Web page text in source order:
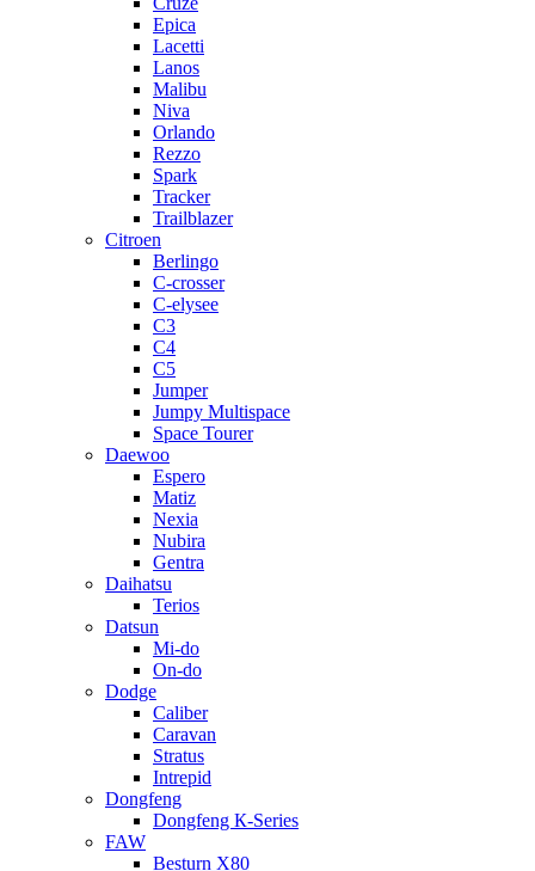
Epica
Lacetti
Lanos
Malibu
Niva
Orlando
Rezzo
Spark
Tracker
Trailblazer
Citroen
Berlingo
C-crosser
C-elysee
C3
C4
C5
Jumper
Jumpy Multispace
Space Tourer
Daewoo
Espero
Matiz
Nexia
Nubira
Gentra
Daihatsu
Terios
Datsun
Mi-do
On-do
Dodge
Caliber
Caravan
Stratus
Intrepid
Dongfeng
Dongfeng К-Series
FAW
Besturn Х80